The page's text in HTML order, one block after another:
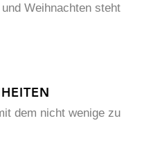
Weihnachten steht
dem nicht wenige zu